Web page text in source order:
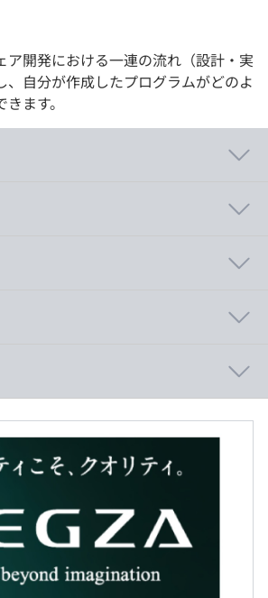
ア開発における一連の流れ（設計・実
、自分が作成したプログラムがどのよ
ます。
々なスキルや知識を身に付けることが
ー受講費補助
グ、問題解決力研修等
は弊社で用意します。
時間
間/月
日祝
に18日付与）
用者数・離職者数
人 離職者数0人
人 離職者数1人
用者数の男女別人数
性2人